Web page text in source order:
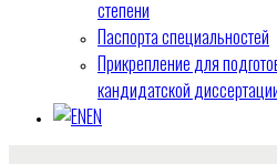
степени
Паспорта специальностей
Прикрепление для
кандидатской
EN